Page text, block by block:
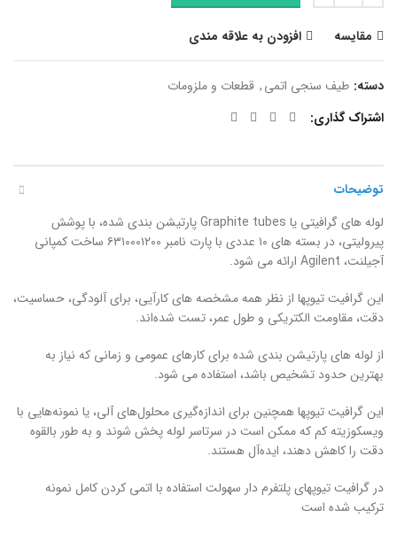
مقایسه افزودن به علاقه مندی
دسته: طیف سنجی اتمی, قطعات و ملزومات
اشتراک گذاری
توضیحات
لوله های گرافیتی یا Graphite tubes پارتیشن بندی شده، با پوشش
پیرولیتی، در بسته های ۱۰ عددی با پارت نامبر ۶۳۱۰۰۰۱۲۰۰ ساخت کمپانی
آجیلنت، Agilent ارائه می شود.
این گرافیت تیوپها از نظر همه مشخصه های کارآیی، برای آلودگی، حساسیت،
دقت، مقاومت الکتریکی و طول عمر، تست شده‌اند.
از لوله های پارتیشن بندی شده برای کارهای عمومی و زمانی که نیاز به
بهترین حدود تشخیص باشد، استفاده می شود.
این گرافیت تیوپها همچنین برای اندازه‌گیری محلول‌های آلی، یا نمونه‌هایی با
ویسکوزیته کم که ممکن است در سرتاسر لوله پخش شوند و به طور بالقوه
دقت را کاهش دهند، ایده‌آل هستند.
در گرافیت تیوپهای پلتفرم دار سهولت استفاده با اتمی کردن کامل نمونه
ترکیب شده است